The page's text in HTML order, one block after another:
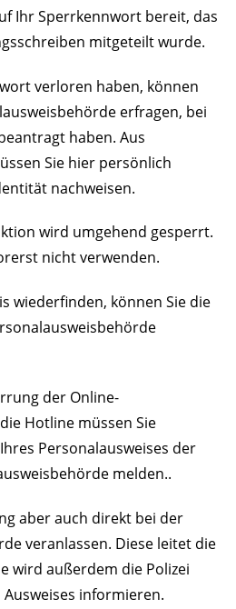
Ihr Sperrkennwort bereit, das
mitgeteilt wurde.
verloren haben, können
erfragen, bei
haben. Aus
Sie hier persönlich
nachweisen.
wird umgehend gesperrt.
nicht verwenden.
wiederfinden, können Sie die
der Online-
Hotline müssen Sie
Personalausweises der
melden..
aber auch direkt bei der
veranlassen. Diese leitet die
wird außerdem die Polizei
informieren.